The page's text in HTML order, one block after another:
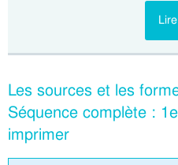
Les sources et les
Séquence complète :
imprimer